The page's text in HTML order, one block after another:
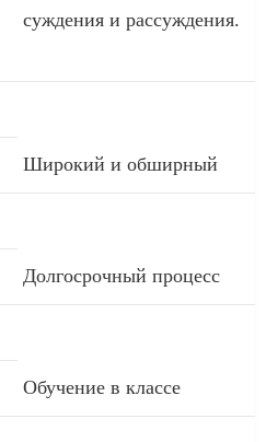
суждения и рассуждения.
Широкий и обширный
Долгосрочный процесс
Обучение в классе